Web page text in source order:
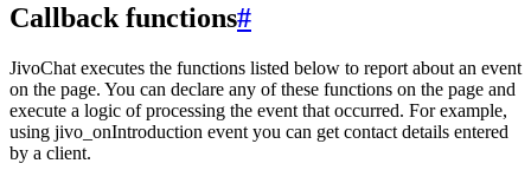
Callback functions#
JivoChat executes the functions listed below to report about an event
on the page. You can declare any of these functions on the page and
execute a logic of processing the event that occurred. For example,
using jivo_onIntroduction event you can get contact details entered
by a client.